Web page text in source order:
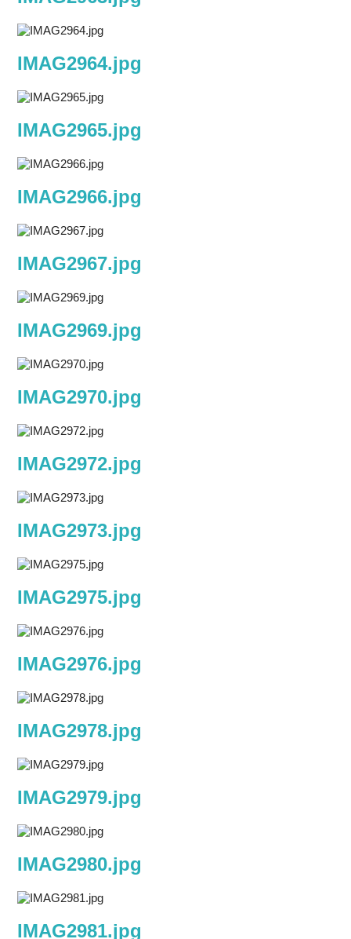
IMAG2964.jpg
IMAG2965.jpg
IMAG2966.jpg
IMAG2967.jpg
IMAG2969.jpg
IMAG2970.jpg
IMAG2972.jpg
IMAG2973.jpg
IMAG2975.jpg
IMAG2976.jpg
IMAG2978.jpg
IMAG2979.jpg
IMAG2980.jpg
IMAG2981.jpg